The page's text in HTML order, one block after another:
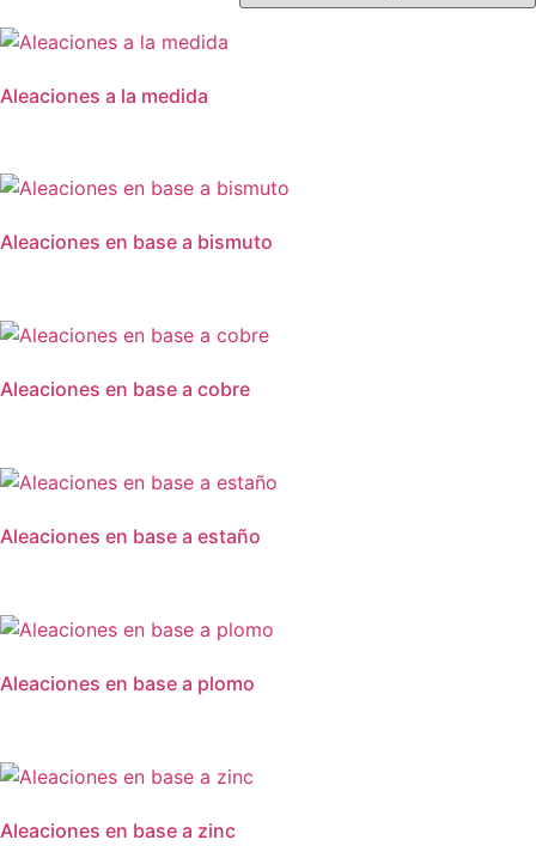
Aleaciones a la medida
Aleaciones en base a bismuto
Aleaciones en base a cobre
Aleaciones en base a estaño
Aleaciones en base a plomo
Aleaciones en base a zinc